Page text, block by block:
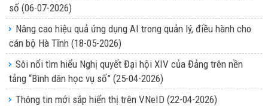
số (06-07-2026)
Nâng cao hiệu quả ứng dụng AI trong quản lý, điều hành cho
cán bộ Hà Tĩnh (18-05-2026)
Sôi nổi tìm hiểu Nghị quyết Đại hội XIV của Đảng trên nền
tảng “Bình dân học vụ số” (25-04-2026)
Thông tin mới sắp hiển thị trên VNeID (22-04-2026)